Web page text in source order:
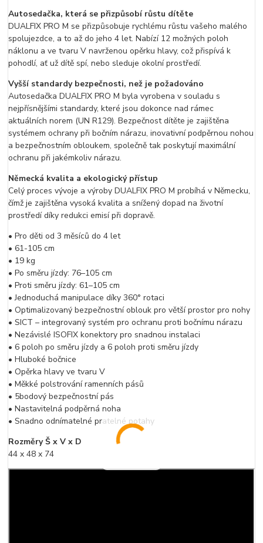
Autosedačka, která se přizpůsobí růstu dítěte
DUALFIX PRO M se přizpůsobuje rychlému růstu vašeho malého
spolujezdce, a to až do jeho 4 let. Nabízí 12 možných poloh
náklonu a ve tvaru V navrženou opěrku hlavy, což přispívá k
pohodlí, ať už dítě spí, nebo sleduje okolní prostředí.
Vyšší standardy bezpečnosti, než je požadováno
Autosedačka DUALFIX PRO M byla vyrobena v souladu s
nejpřísnějšími standardy, které jsou dokonce nad rámec
aktuálních norem (UN R129). Bezpečnost dítěte je zajištěna
systémem ochrany při bočním nárazu, inovativní podpěrnou nohou
a bezpečnostním obloukem, společně tak poskytují maximální
ochranu při jakémkoliv nárazu.
Německá kvalita a ekologický přístup
Celý proces vývoje a výroby DUALFIX PRO M probíhá v Německu,
čímž je zajištěna vysoká kvalita a snížený dopad na životní
prostředí díky redukci emisí při dopravě.
• Pro děti od 3 měsíců do 4 let
• 61-105 cm
• 19 kg
• Po směru jízdy: 76–105 cm
• Proti směru jízdy: 61–105 cm
• Jednoduchá manipulace díky 360° rotaci
• Optimalizovaný bezpečnostní oblouk pro větší prostor pro nohy
• SICT – integrovaný systém pro ochranu proti bočnímu nárazu
• Nezávislé ISOFIX konektory pro snadnou instalaci
• 6 poloh po směru jízdy a 6 poloh proti směru jízdy
• Hluboké bočnice
• Opěrka hlavy ve tvaru V
• Měkké polstrování ramenních pásů
• 5bodový bezpečnostní pás
• Nastavitelná podpěrná noha
• Snadno odnímatelné pratelné potahy
Rozměry Š x V x D
44 x 48 x 74